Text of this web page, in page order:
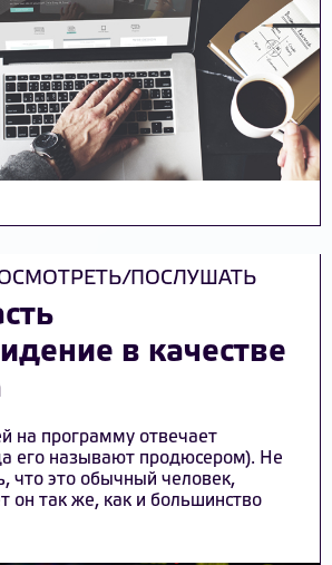
ПОСЛУШАТЬ
в качестве
на программу отвечает
его называют продюсером). Не
что это обычный человек,
он так же, как и большинство